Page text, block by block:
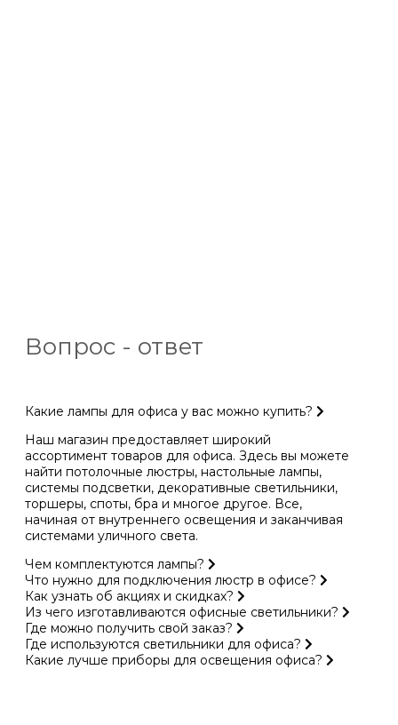
Вопрос - ответ
Какие лампы для офиса у вас можно купить?
Наш магазин предоставляет широкий
ассортимент товаров для офиса. Здесь вы можете
найти потолочные люстры, настольные лампы,
системы подсветки, декоративные светильники,
торшеры, споты, бра и многое другое. Все,
начиная от внутреннего освещения и заканчивая
системами уличного света.
Чем комплектуются лампы?
Что нужно для подключения люстр в офисе?
Как узнать об акциях и скидках?
Из чего изготавливаются офисные светильники?
Где можно получить свой заказ?
Где используются светильники для офиса?
Какие лучше приборы для освещения офиса?